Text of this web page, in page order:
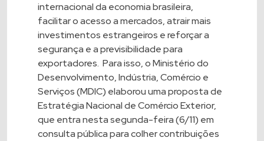
internacional da economia brasileira,
facilitar o acesso a mercados, atrair mais
investimentos estrangeiros e reforçar a
segurança e a previsibilidade para
exportadores. Para isso, o Ministério do
Desenvolvimento, Indústria, Comércio e
Serviços (MDIC) elaborou uma proposta de
Estratégia Nacional de Comércio Exterior,
que entra nesta segunda-feira (6/11) em
consulta pública para colher contribuições